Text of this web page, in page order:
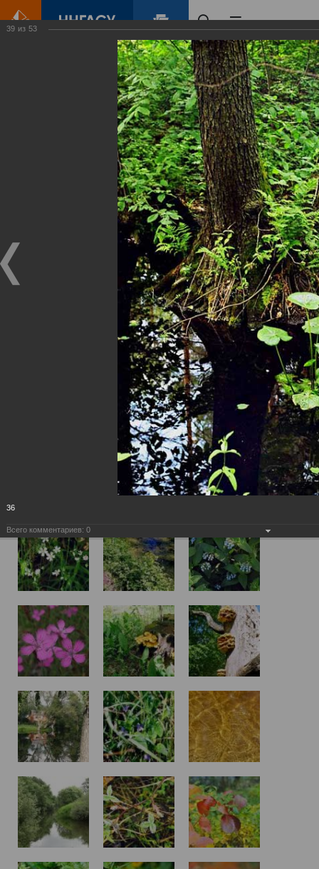
Зеленый Город
Виртуальные
выставки
(фотоальбомы)
39 из 53
36
Всего комментариев: 0